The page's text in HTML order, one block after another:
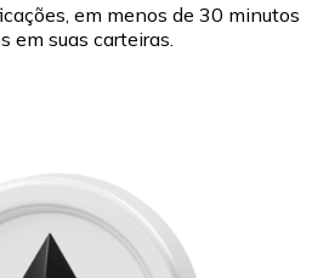
em menos de 30 minutos
em suas carteiras.